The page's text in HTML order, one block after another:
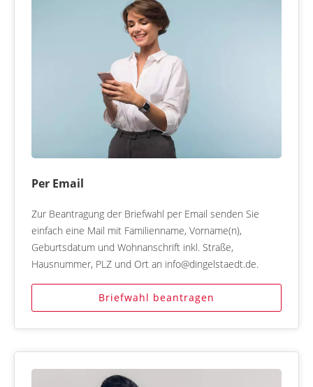
Per Email
Zur Beantragung der Briefwahl per Email senden Sie
einfach eine Mail mit Familienname, Vorname(n),
Geburtsdatum und Wohnanschrift inkl. Straße,
Hausnummer, PLZ und Ort an info@dingelstaedt.de.
Briefwahl beantragen